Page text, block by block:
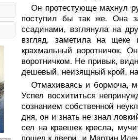
Он протестующе махнул
поступил бы так же. Она
ссадинами, взглянула на
взгляд, заметила на
крахмальный воротничок.
воротничком. Не привык,
дешевый, неизящный крой,
Отмахиваясь и бормоча,
Успел восхититься
сознанием собственной
дня, он и знать не знал
сел на краешек кресла,